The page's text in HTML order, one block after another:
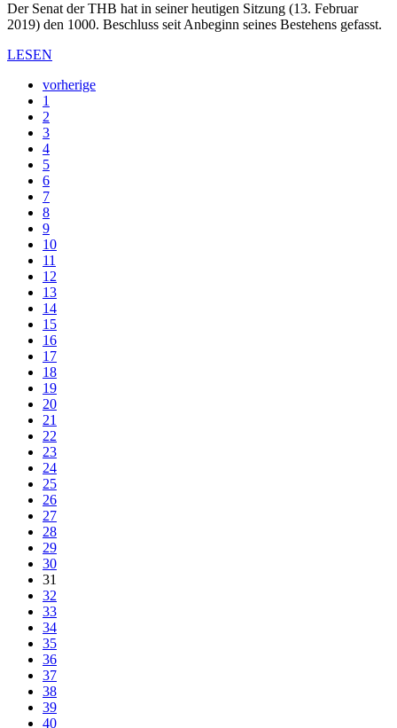
Der Senat der THB hat in seiner heutigen Sitzung (13. Februar
2019) den 1000. Beschluss seit Anbeginn seines Bestehens gefasst.
LESEN
vorherige
1
2
3
4
5
6
7
8
9
10
11
12
13
14
15
16
17
18
19
20
21
22
23
24
25
26
27
28
29
30
31
32
33
34
35
36
37
38
39
40